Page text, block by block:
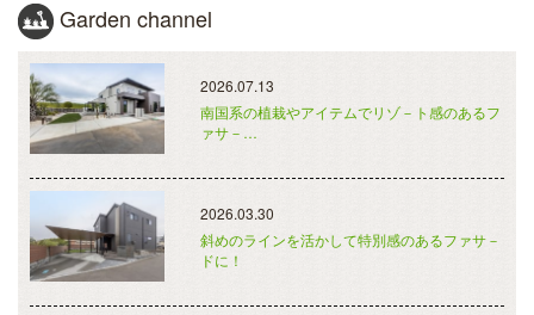
Garden channel
2026.07.13
南国系の植栽やアイテムでリゾ－ト感のあるフ
ァサ－…
2026.03.30
斜めのラインを活かして特別感のあるファサ－
ドに！